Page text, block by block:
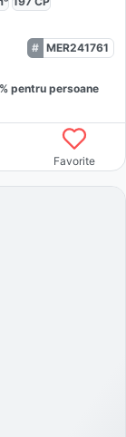
MER241761
% pentru persoane
Favorite